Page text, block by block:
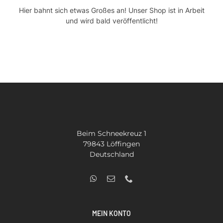
Hier bahnt sich etwas Großes an! Unser Shop ist in Arbeit
und wird bald veröffentlicht!
Beim Schneekreuz 1
79843 Löffingen
Deutschland
MEIN KONTO